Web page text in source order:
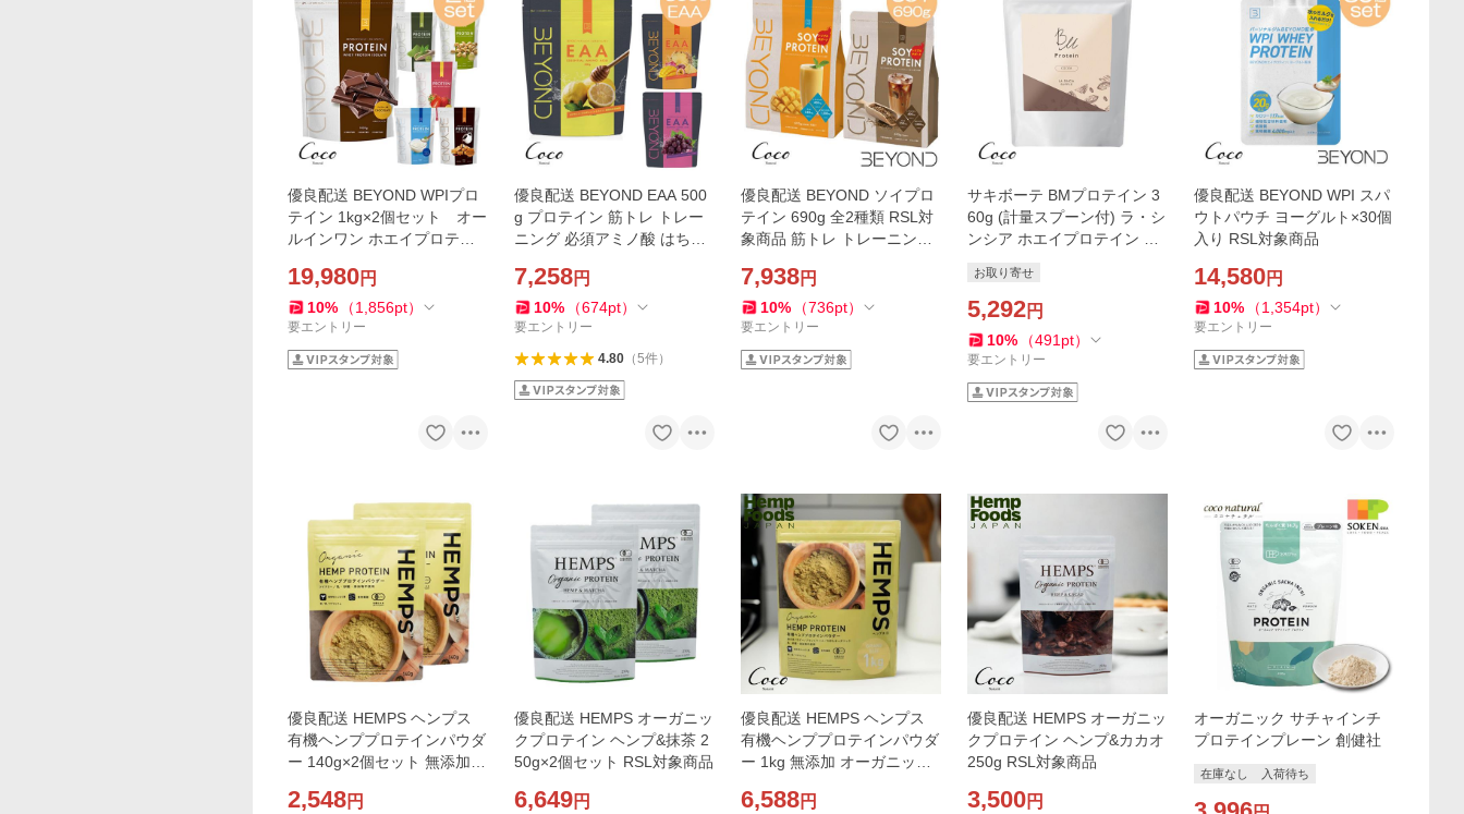
優良配送 BEYOND WPIプロ
テイン 1kg×2個セット オー
ルインワン ホエイプロテイ
フェッド 筋トレ トレーニン
グ 粉末 大 RSL対象商品
19,980円
10% （1,856pt）
要エントリー
優良配送 BEYOND EAA 500
g プロテイン 筋トレ トレー
ニング 必須アミノ酸 はちみ
ピカルフルーツ味 RSL対象
商品
7,258円
10% （674pt）
要エントリー
4.80（5件）
優良配送 BEYOND ソイプロ
テイン 690g 全2種類 RSL対
象商品 筋トレ トレーニング
ソナルジム ビヨンド
7,938円
10% （736pt）
要エントリー
サキボーテ BMプロテイン 3
60g (計量スプーン付) ラ・シ
ンシア ホエイプロテイン ヘ
お取り寄せ
5,292円
10% （491 pt）
要エントリー
優良配送 BEYOND WPI スパ
ウトパウチ ヨーグルト×30個
入り RSL対象商品
14,580円
10% （1,354pt）
要エントリー
優良配送 HEMPS ヘンプス
有機ヘンププロテインパウダ
ー 140g×2個セット 無添加
須アミノ酸 必須脂肪酸 ミネ
2,548円
優良配送 HEMPS オーガニッ
クプロテイン ヘンプ&抹茶 2
50g×2個セット RSL対象商品
6,649円
優良配送 HEMPS ヘンプス
有機ヘンププロテインパウダ
ー 1kg 無添加 オーガニック
須脂肪酸 ミネラル RSL対象
6,588円
優良配送 HEMPS オーガニッ
クプロテイン ヘンプ&カカオ
250g RSL対象商品
3,500円
オーガニック サチャインチ
プロテインプレーン 創健社
在庫なし 入荷待ち